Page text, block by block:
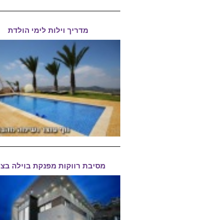
מדריך וילות לימי הולדת
מסיבת רווקות מפנקת בוילה